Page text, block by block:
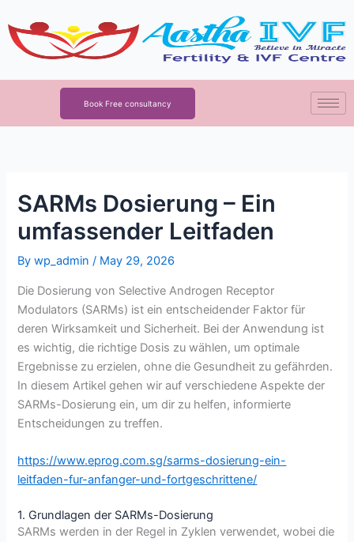
to
content
Book Free consultancy
SARMs Dosierung – Ein
umfassender Leitfaden
Bywp_admin/ May 29, 2026
Die Dosierung von Selective Androgen Receptor
Modulators (SARMs) ist ein entscheidender Faktor für
deren Wirksamkeit und Sicherheit. Bei der Anwendung ist
es wichtig, die richtige Dosis zu wählen, um optimale
Ergebnisse zu erzielen, ohne die Gesundheit zu gefährden.
In diesem Artikel gehen wir auf verschiedene Aspekte der
SARMs-Dosierung ein, um dir zu helfen, informierte
Entscheidungen zu treffen.
https://www.eprog.com.sg/sarms-dosierung-ein-
leitfaden-fur-anfanger-und-fortgeschrittene/
1. Grundlagen der SARMs-Dosierung
SARMs werden in der Regel in Zyklen verwendet, wobei die